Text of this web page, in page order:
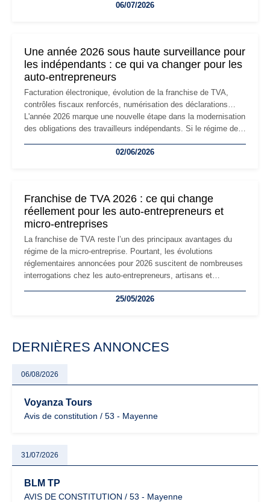
professionnels, recrutement, image de marque… Le
06/07/2026
Une année 2026 sous haute surveillance pour
les indépendants : ce qui va changer pour les
auto-entrepreneurs
Facturation électronique, évolution de la franchise de TVA,
contrôles fiscaux renforcés, numérisation des déclarations…
L'année 2026 marque une nouvelle étape dans la modernisation
des obligations des travailleurs indépendants. Si le régime de
les auto-entrepreneurs devront s'adapter à un environnement
02/06/2026
Franchise de TVA 2026 : ce qui change
réellement pour les auto-entrepreneurs et
micro-entreprises
La franchise de TVA reste l’un des principaux avantages du
régime de la micro-entreprise. Pourtant, les évolutions
réglementaires annoncées pour 2026 suscitent de nombreuses
interrogations chez les auto-entrepreneurs, artisans et
facturation ou risque de bascule vers la TVA : les règles
25/05/2026
DERNIÈRES ANNONCES
06/08/2026
Voyanza Tours
Avis de constitution / 53 - Mayenne
31/07/2026
BLM TP
AVIS DE CONSTITUTION / 53 - Mayenne